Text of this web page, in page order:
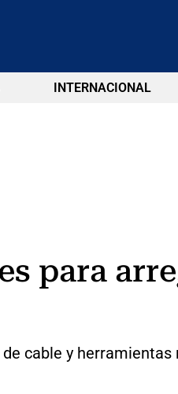
INTERNACIONAL
para
cable y